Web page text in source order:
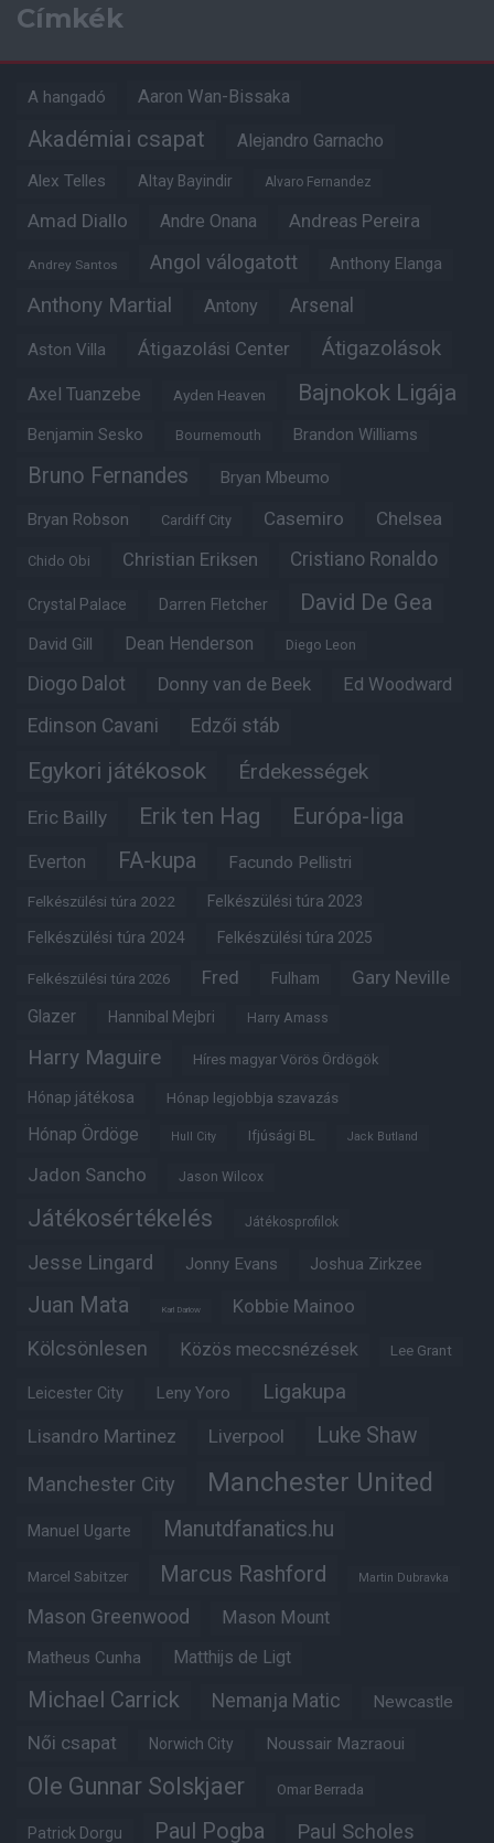
Címkék
A hangadó Aaron Wan-Bissaka
Akadémiai csapat Alejandro Garnacho
Alex Telles Altay Bayindir Alvaro Fernandez
Amad Diallo Andre Onana Andreas Pereira
Andrey Santos Angol válogatott Anthony Elanga
Anthony Martial Antony Arsenal
Aston Villa Átigazolási Center Átigazolások
Axel Tuanzebe Ayden Heaven Bajnokok Ligája
Benjamin Sesko Bournemouth Brandon Williams
Bruno Fernandes Bryan Mbeumo
Bryan Robson Cardiff City Casemiro Chelsea
Chido Obi Christian Eriksen Cristiano Ronaldo
Crystal Palace Darren Fletcher David De Gea
David Gill Dean Henderson Diego Leon
Diogo Dalot Donny van de Beek Ed Woodward
Edinson Cavani Edzői stáb
Egykori játékosok Érdekességek
Eric Bailly Erik ten Hag Európa-liga
Everton FA-kupa Facundo Pellistri
Felkészülési túra 2022 Felkészülési túra 2023
Felkészülési túra 2024 Felkészülési túra 2025
Felkészülési túra 2026 Fred Fulham Gary Neville
Glazer Hannibal Mejbri Harry Amass
Harry Maguire Híres magyar Vörös Ördögök
Hónap játékosa Hónap legjobbja szavazás
Hónap Ördöge Hull City Ifjúsági BL Jack Butland
Jadon Sancho Jason Wilcox
Játékosértékelés Játékosprofilok
Jesse Lingard Jonny Evans Joshua Zirkzee
Juan Mata Karl Darlow Kobbie Mainoo
Kölcsönlesen Közös meccsnézések Lee Grant
Leicester City Leny Yoro Ligakupa
Lisandro Martinez Liverpool Luke Shaw
Manchester City Manchester United
Manuel Ugarte Manutdfanatics.hu
Marcel Sabitzer Marcus Rashford Martin Dubravka
Mason Greenwood Mason Mount
Matheus Cunha Matthijs de Ligt
Michael Carrick Nemanja Matic Newcastle
Női csapat Norwich City Noussair Mazraoui
Ole Gunnar Solskjaer Omar Berrada
Patrick Dorgu Paul Pogba Paul Scholes